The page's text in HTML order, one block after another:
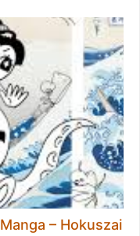
– Hokuszai